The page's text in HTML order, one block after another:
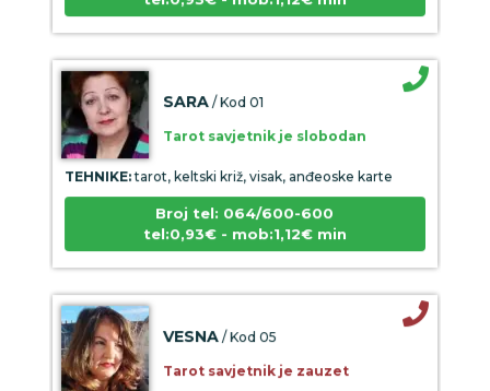
TEHNIKE:tarot, keltski križ, visak, anđeoske karte
Broj tel: 064/600-600
tel:0,93€ - mob:1,12€ min